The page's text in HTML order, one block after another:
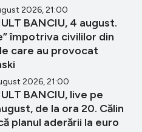
2026, 21:00
BANCIU, 4 august.
împotriva civililor din
care au provocat
2026, 21:00
BANCIU, live pe
de la ora 20. Călin
planul aderării la euro